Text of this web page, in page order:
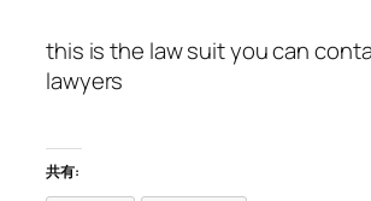
this is the law suit you can
lawyers
共有: